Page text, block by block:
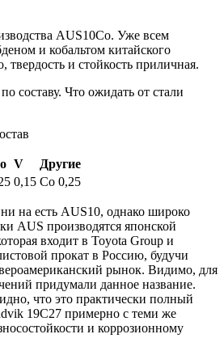
AUS10Co. Уже всем
и кобальтом китайского
твердость и стойкость приличная.
составу. Что ожидать от стали
V
Другие
0,15 Co 0,25
на есть AUS10, однако широко
AUS производятся японской
входит в Toyota Group и
прокат в Россию, будучи
рынок. Видимо, для
придумали данное название.
что это практически полный
19C27 примерно с теми же
и коррозионному